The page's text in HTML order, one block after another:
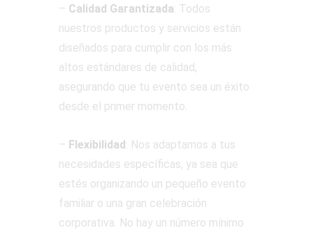
– Calidad Garantizada: Todos
nuestros productos y servicios están
diseñados para cumplir con los más
altos estándares de calidad,
asegurando que tu evento sea un éxito
desde el primer momento.
– Flexibilidad: Nos adaptamos a tus
necesidades específicas, ya sea que
estés organizando un pequeño evento
familiar o una gran celebración
corporativa. No hay un número mínimo